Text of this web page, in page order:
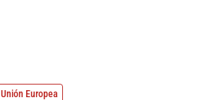
Unión Europea